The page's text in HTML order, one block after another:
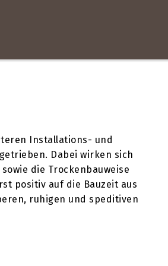
Installations- und
Dabei wirken sich
die Trockenbauweise
positiv auf die Bauzeit aus
ruhigen und speditiven